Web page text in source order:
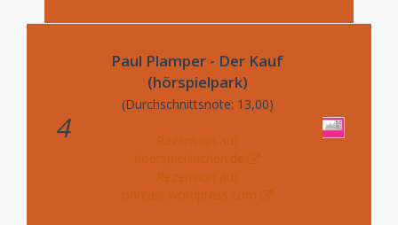
4
Paul Plamper - Der Kauf
(hörspielpark)
(Durchschnittsnote: 13,00)
Rezension auf
hoerspielsachen.de
Rezension auf
ohrcast.wordpress.com